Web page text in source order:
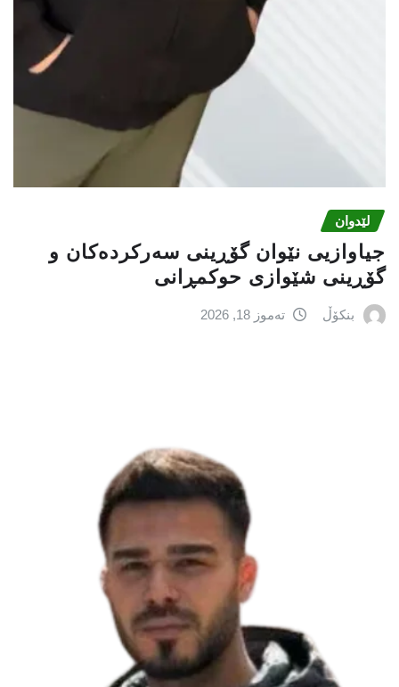
لێدوان
جیاوازیی نێوان گۆڕینی سەرکردەکان و
گۆڕینی شێوازی حوکمڕانی
بنکۆڵ تەموز 18, 2026